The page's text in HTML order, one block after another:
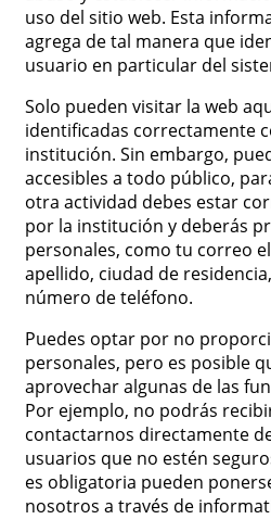
uso del sitio web. Esta
agrega de tal manera que
usuario en particular del
Solo pueden visitar la web
identificadas correctamente
institución. Sin embargo,
accesibles a todo público,
otra actividad debes estar
por la institución y deberás
personales, como tu correo
apellido, ciudad de
número de teléfono.
Puedes optar por no
personales, pero es posible
aprovechar algunas de las
Por ejemplo, no podrás
contactarnos directamente
usuarios que no estén
es obligatoria pueden
nosotros a través de